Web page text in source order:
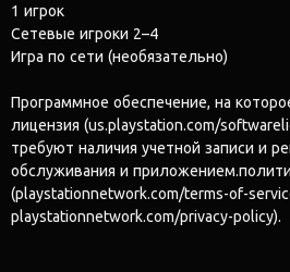
1 игрок
Сетевые игроки 2–4
Игра по сети (необязательно)
Программное обеспечение, на
лицензия (us.playstation.com/
требуют наличия учетной записи и
обслуживания и
(playstationnetwork.com/terms-of-
playstationnetwork.com/privacy-policy).